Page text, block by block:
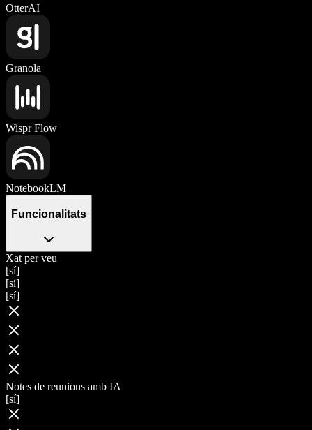
OtterAI
Granola
Wispr Flow
NotebookLM
Funcionalitats
Xat per veu
[sí]
[sí]
[sí]
Notes de reunions amb IA
[sí]